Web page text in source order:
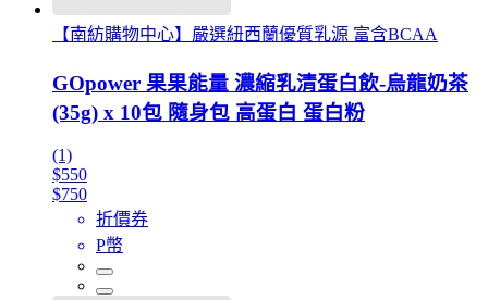
【南紡購物中心】嚴選紐西蘭優質乳源 富含BCAA
GOpower 果果能量 濃縮乳清蛋白飲-烏龍奶茶
(35g) x 10包 隨身包 高蛋白 蛋白粉
(1)
$550
$750
折價券
P幣